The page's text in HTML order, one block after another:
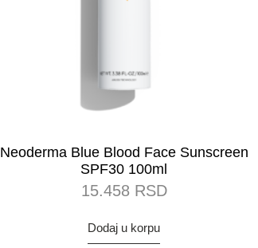
Neoderma Blue Blood Face Sunscreen
SPF30 100ml
15.458 RSD
Dodaj u korpu